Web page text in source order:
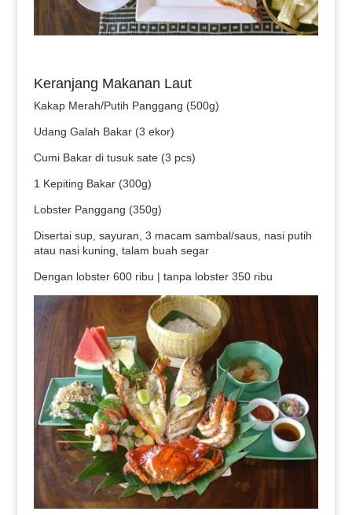
Keranjang Makanan Laut
Kakap Merah/Putih Panggang (500g)
Udang Galah Bakar (3 ekor)
Cumi Bakar di tusuk sate (3 pcs)
1 Kepiting Bakar (300g)
Lobster Panggang (350g)
Disertai sup, sayuran, 3 macam sambal/saus, nasi putih
atau nasi kuning, talam buah segar
Dengan lobster 600 ribu | tanpa lobster 350 ribu